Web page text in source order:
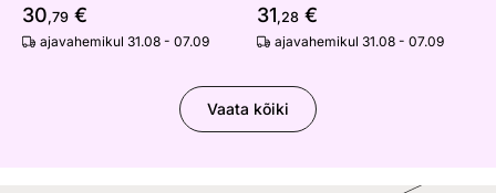
30,79 €
ajavahemikul 31.08 - 07.09
31,28 €
ajavahemikul 31.08 - 07.09
Vaata kõiki